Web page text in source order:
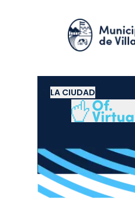
LA CIUDAD